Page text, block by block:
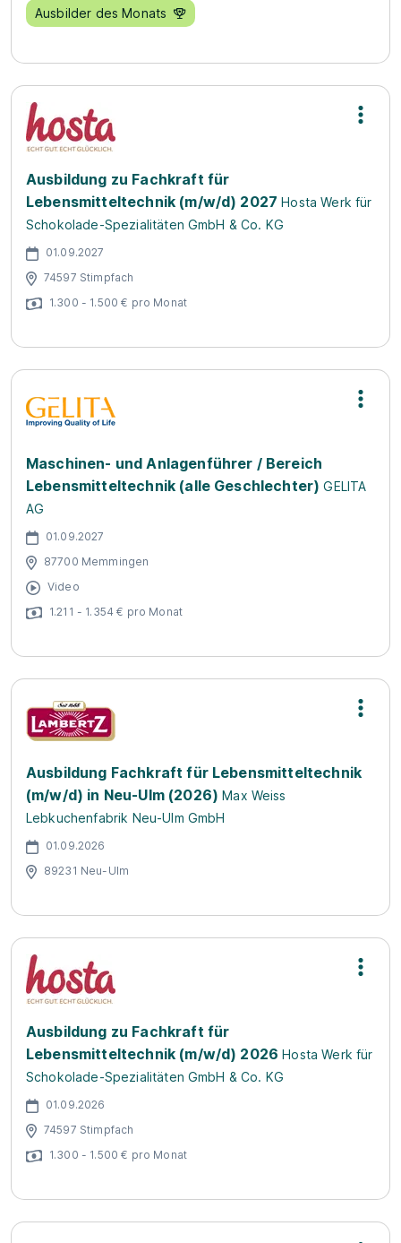
Ausbilder des Monats
Ausbildung zu Fachkraft für
Lebensmitteltechnik (m/w/d) 2027 Hosta Werk für
Schokolade-Spezialitäten GmbH & Co. KG
01.09.2027
74597 Stimpfach
1.300 - 1.500 € pro Monat
Maschinen- und Anlagenführer / Bereich
Lebensmitteltechnik (alle Geschlechter) GELITA
AG
01.09.2027
87700 Memmingen
Video
1.211 - 1.354 € pro Monat
Ausbildung Fachkraft für Lebensmitteltechnik
(m/w/d) in Neu-Ulm (2026) Max Weiss
Lebkuchenfabrik Neu-Ulm GmbH
01.09.2026
89231 Neu-Ulm
Ausbildung zu Fachkraft für
Lebensmitteltechnik (m/w/d) 2026 Hosta Werk für
Schokolade-Spezialitäten GmbH & Co. KG
01.09.2026
74597 Stimpfach
1.300 - 1.500 € pro Monat